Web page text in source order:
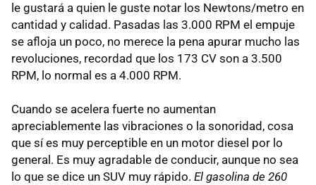
le gustará a quien le guste notar los Newtons/metro en
cantidad y calidad. Pasadas las 3.000 RPM el empuje
se afloja un poco, no merece la pena apurar mucho las
revoluciones, recordad que los 173 CV son a 3.500
RPM, lo normal es a 4.000 RPM.
Cuando se acelera fuerte no aumentan
apreciablemente las vibraciones o la sonoridad, cosa
que sí es muy perceptible en un motor diesel por lo
general. Es muy agradable de conducir, aunque no sea
lo que se dice un SUV muy rápido. El gasolina de 260